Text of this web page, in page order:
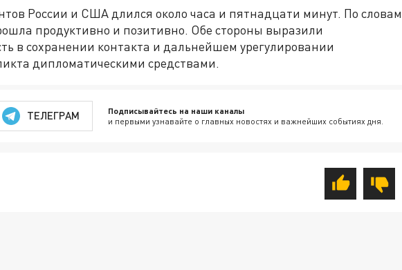
России и США длился около часа и пятнадцати минут. По словам
продуктивно и позитивно. Обе стороны выразили
в сохранении контакта и дальнейшем урегулировании
дипломатическими средствами.
ТЕЛЕГРАМ Подписывайтесь на наши каналы
и первыми узнавайте о главных новостях и важнейших событиях дня.